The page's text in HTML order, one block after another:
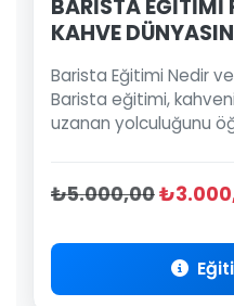
BARİSTA EĞİTİMİ
KAHVE
Barista Eğitimi Nedir
Barista eğitimi,
uzanan yolculuğunu
₺5.000,00